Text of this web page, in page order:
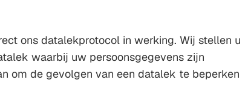
ons datalekprotocol in werking. Wij stellen u
waarbij uw persoonsgegevens zijn
om de gevolgen van een datalek te beperken